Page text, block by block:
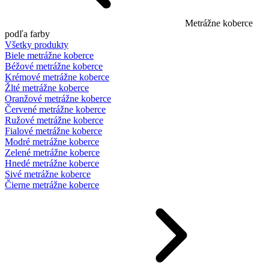
Metrážne koberce
podľa farby
Všetky produkty
Biele metrážne koberce
Béžové metrážne koberce
Krémové metrážne koberce
Žlté metrážne koberce
Oranžové metrážne koberce
Červené metrážne koberce
Ružové metrážne koberce
Fialové metrážne koberce
Modré metrážne koberce
Zelené metrážne koberce
Hnedé metrážne koberce
Sivé metrážne koberce
Čierne metrážne koberce